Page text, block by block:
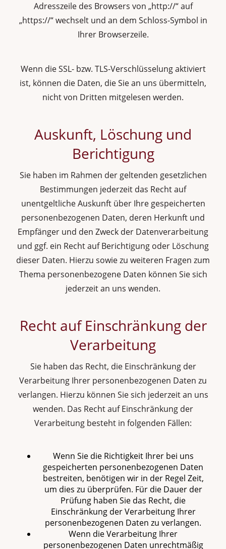
Adresszeile des Browsers von „http://“ auf
„https://“ wechselt und an dem Schloss-Symbol in
Ihrer Browserzeile.
Wenn die SSL- bzw. TLS-Verschlüsselung aktiviert
ist, können die Daten, die Sie an uns übermitteln,
nicht von Dritten mitgelesen werden.
Auskunft, Löschung und
Berichtigung
Sie haben im Rahmen der geltenden gesetzlichen
Bestimmungen jederzeit das Recht auf
unentgeltliche Auskunft über Ihre gespeicherten
personenbezogenen Daten, deren Herkunft und
Empfänger und den Zweck der Datenverarbeitung
und ggf. ein Recht auf Berichtigung oder Löschung
dieser Daten. Hierzu sowie zu weiteren Fragen zum
Thema personenbezogene Daten können Sie sich
jederzeit an uns wenden.
Recht auf Einschränkung der
Verarbeitung
Sie haben das Recht, die Einschränkung der
Verarbeitung Ihrer personenbezogenen Daten zu
verlangen. Hierzu können Sie sich jederzeit an uns
wenden. Das Recht auf Einschränkung der
Verarbeitung besteht in folgenden Fällen:
Wenn Sie die Richtigkeit Ihrer bei uns
gespeicherten personenbezogenen Daten
bestreiten, benötigen wir in der Regel Zeit,
um dies zu überprüfen. Für die Dauer der
Prüfung haben Sie das Recht, die
Einschränkung der Verarbeitung Ihrer
personenbezogenen Daten zu verlangen.
Wenn die Verarbeitung Ihrer
personenbezogenen Daten unrechtmäßig